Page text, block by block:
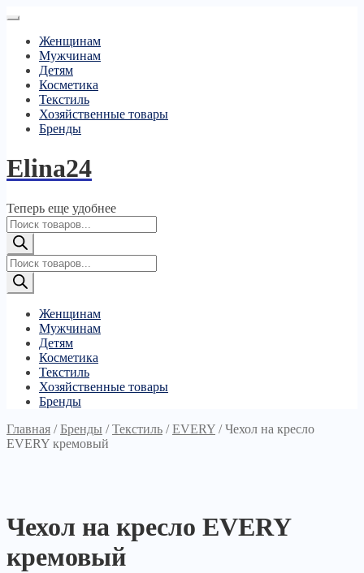
Женщинам
Мужчинам
Детям
Косметика
Текстиль
Хозяйственные товары
Бренды
Elina24
Теперь еще удобнее
Поиск
товаров
Поиск
товаров
Женщинам
Мужчинам
Детям
Косметика
Текстиль
Хозяйственные товары
Бренды
Главная /Бренды /Текстиль /EVERY /Чехол на кресло
EVERY кремовый
Чехол на кресло EVERY
кремовый